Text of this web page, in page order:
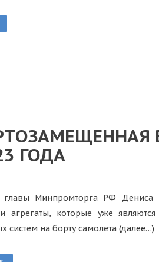
ГОДА
Минпромторга РФ Дениса
агрегаты, которые уже
систем на борту самолета (далее…)